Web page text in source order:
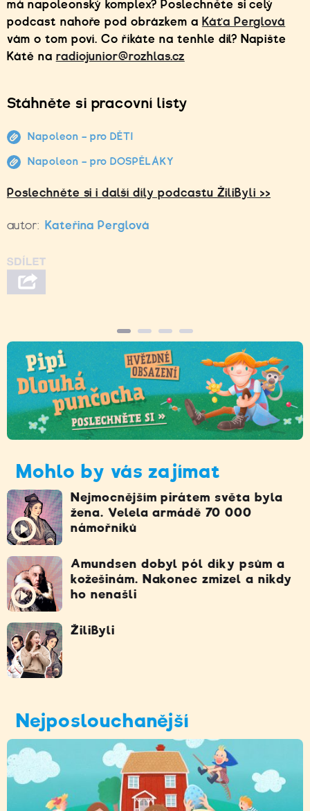
má napoleonský komplex? Poslechněte si celý
podcast nahoře pod obrázkem a Káťa Perglová
vám o tom poví. Co říkáte na tenhle díl? Napište
Kátě na radiojunior@rozhlas.cz
Stáhněte si pracovní listy
Napoleon – pro DĚTI
Napoleon – pro DOSPĚLÁKY
Poslechněte si i další díly podcastu ŽiliByli >>
autor: Kateřina Perglová
Mohlo by vás zajímat
Nejmocnějším pirátem světa byla
žena. Velela armádě 70 000
námořníků
Amundsen dobyl pól díky psům a
kožešinám. Nakonec zmizel a nikdy
ho nenašli
ŽiliByli
Nejposlouchanější